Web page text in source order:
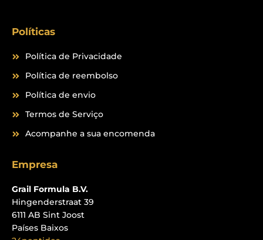
Políticas
Política de Privacidade
Política de reembolso
Política de envio
Termos de Serviço
Acompanhe a sua encomenda
Empresa
Grail Formula B.V.
Hingenderstraat 39
6111 AB Sint Joost
Países Baixos